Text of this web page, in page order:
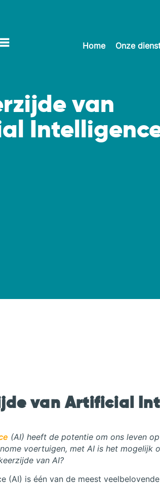
Home Onze
van
van Artificial
(AI) heeft de potentie om ons leven
voertuigen, met AI is het mogelijk
van AI?
(AI) is één van de meest